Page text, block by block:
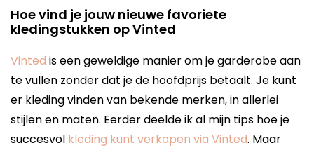
Hoe vind je jouw nieuwe favoriete
kledingstukken op Vinted
Vinted is een geweldige manier om je garderobe aan
te vullen zonder dat je de hoofdprijs betaalt. Je kunt
er kleding vinden van bekende merken, in allerlei
stijlen en maten. Eerder deelde ik al mijn tips hoe je
succesvol kleding kunt verkopen via Vinted. Maar